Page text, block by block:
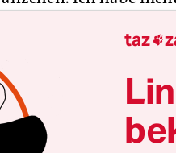
diesem
redet sich in Rage.
Und jetzt
gehen sollen. Das will
taz 